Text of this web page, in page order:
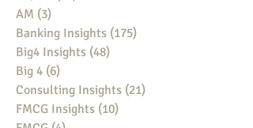
AM (3)
Banking Insights (175)
Big4 Insights (48)
Big 4 (6)
Consulting Insights (21)
FMCG Insights (10)